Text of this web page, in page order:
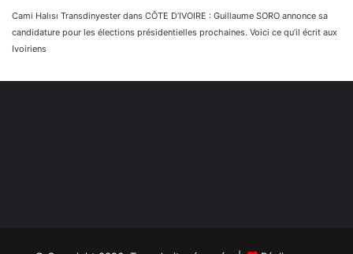
Cami Halısı Transdinyester dans CÔTE D’IVOIRE : Guillaume SORO annonce sa
candidature pour les élections présidentielles prochaines. Voici ce qu’il écrit aux
Ivoiriens